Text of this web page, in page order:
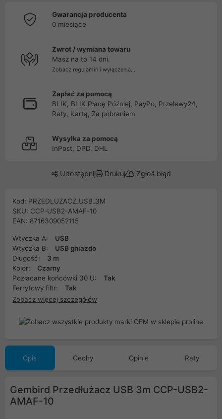
Gwarancja producenta
0 miesiące
Zwrot / wymiana towaru
Masz na to 14 dni.
Zobacz regulamin i wyłączenia...
Zapłać za pomocą
BLIK, BLIK Płacę Później, PayPo, Przelewy24,
Raty, Kartą, Za pobraniem
Wysyłka za pomocą
InPost, DPD, DHL
Udostępnij Drukuj Zgłoś błąd
Kod: PRZEDLUZACZ_USB_3M
SKU: CCP-USB2-AMAF-10
EAN: 8716309052115
Wtyczka A:
USB
Wtyczka B:
USB gniazdo
Długość:
3 m
Kolor:
Czarny
Pozłacane końcówki 30 U:
Tak
Ferrytowy filtr:
Tak
Zobacz więcej szczegółów
Opis Cechy Opinie Raty
Gembird Przedłużacz USB 3m CCP-USB2-
AMAF-10